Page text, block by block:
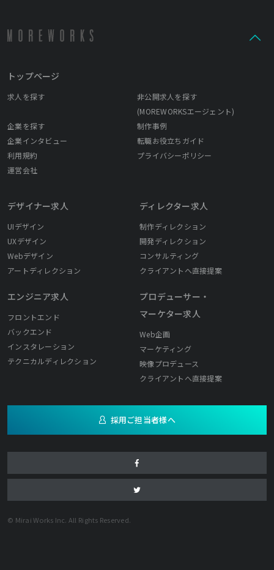
トップページ
求人を探す
非公開求人を探す
(MOREWORKSエージェント)
企業を探す
制作事例
企業インタビュー
転職お役立ちガイド
利用規約
プライバシーポリシー
運営会社
デザイナー求人
UIデザイン
UXデザイン
Webデザイン
アートディレクション
エンジニア求人
フロントエンド
バックエンド
インスタレーション
テクニカルディレクション
ディレクター求人
制作ディレクション
開発ディレクション
コンサルティング
クライアントへ直接提案
プロデューサー・
マーケター求人
Web企画
マーケティング
映像プロデュース
クライアントへ直接提案
採用ご担当者様へ
© Mirai Works Inc. All Rights Reserved.